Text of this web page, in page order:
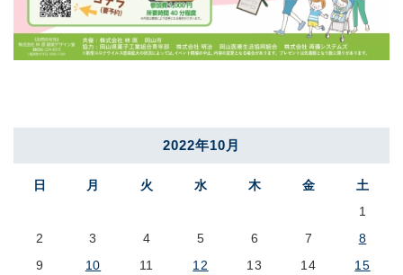
2022年10月
日 月 火 水 木 金 土
1
2
3 4 5 6 7
8
9
10 11 12 13 14
15